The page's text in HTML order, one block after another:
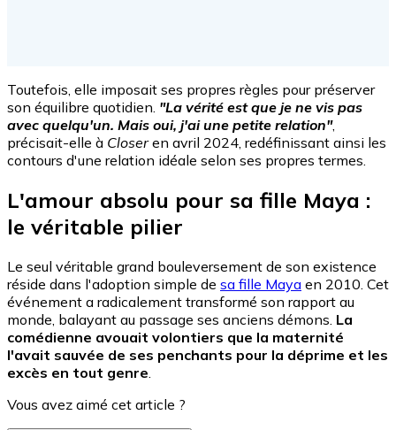
Toutefois, elle imposait ses propres règles pour préserver
son équilibre quotidien. "La vérité est que je ne vis pas
avec quelqu'un. Mais oui, j'ai une petite relation",
précisait-elle à Closeren avril 2024, redéfinissant ainsi les
contours d'une relation idéale selon ses propres termes.
L'amour absolu pour sa fille Maya :
le véritable pilier
Le seul véritable grand bouleversement de son existence
réside dans l'adoption simple de sa fille Maya en 2010. Cet
événement a radicalement transformé son rapport au
monde, balayant au passage ses anciens démons. La
comédienne avouait volontiers que la maternité
l'avait sauvée de ses penchants pour la déprime et les
excès en tout genre.
Vous avez aimé cet article ?